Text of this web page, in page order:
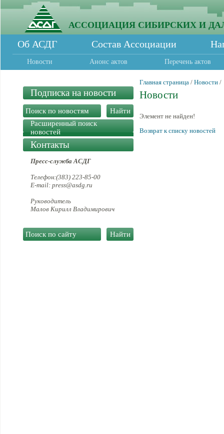
АССОЦИАЦИЯ СИБИРСКИХ И
Об АСДГ Состав Ассоциации
Новости Анонс актов Перечень актов
Подписка на новости
Расширенный поиск
новостей
Контакты
Пресс-служба АСДГ
Телефон:(383) 223-85-00
E-mail: press@asdg.ru
Руководитель
Малов Кирилл Владимирович
Главная страница / Новости /
Новости
Элемент не найден!
Возврат к списку новостей